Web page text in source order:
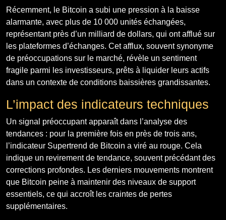
Récemment, le Bitcoin a subi une pression à la baisse
alarmante, avec plus de 10 000 unités échangées,
représentant près d’un milliard de dollars, qui ont afflué sur
les plateformes d’échanges. Cet afflux, souvent synonyme
de préoccupations sur le marché, révèle un sentiment
fragile parmi les investisseurs, prêts à liquider leurs actifs
dans un contexte de conditions baissières grandissantes.
L’impact des indicateurs techniques
Un signal préoccupant apparaît dans l’analyse des
tendances : pour la première fois en près de trois ans,
l’indicateur Supertrend de Bitcoin a viré au rouge. Cela
indique un revirement de tendance, souvent précédant des
corrections profondes. Les derniers mouvements montrent
que Bitcoin peine à maintenir des niveaux de support
essentiels, ce qui accroît les craintes de pertes
supplémentaires.